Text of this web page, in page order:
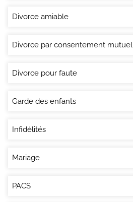
Divorce amiable
Divorce par consentement mutuel
Divorce pour faute
Garde des enfants
Infidélités
Mariage
PACS